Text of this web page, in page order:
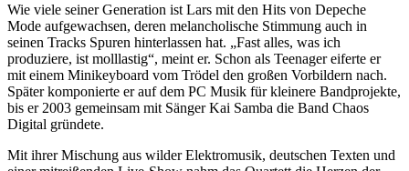
Wie viele seiner Generation ist Lars mit den Hits von Depeche
Mode aufgewachsen, deren melancholische Stimmung auch in
seinen Tracks Spuren hinterlassen hat. „Fast alles, was ich
produziere, ist molllastig“, meint er. Schon als Teenager eiferte er
mit einem Minikeyboard vom Trödel den großen Vorbildern nach.
Später komponierte er auf dem PC Musik für kleinere Bandprojekte,
bis er 2003 gemeinsam mit Sänger Kai Samba die Band Chaos
Digital gründete.
Mit ihrer Mischung aus wilder Elektromusik, deutschen Texten und